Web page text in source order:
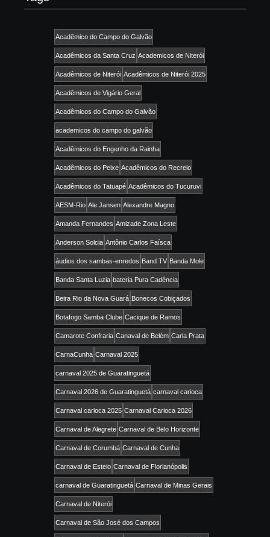
Acadêmico do Campo do Galvão
Acadêmicos da Santa Cruz Academicos de Niterói
Acadêmicos de Niterói Acadêmicos de Niterói 2025
Acadêmicos de Vigário Geral
Acadêmicos do Campo do Galvão
academicos do campo do galvão
Acadêmicos do Engenho da Rainha
Acadêmicos do Peixe Acadêmicos do Recreio
Acadêmicos do Tatuapé Acadêmicos do Tucuruvi
AESM-Rio Ale Jansen Alexandre Magno
Amanda Fernandes Amizade Zona Leste
Anderson Solcia Antônio Carlos Faísca
áudios dos sambas-enredos Band TV Banda Mole
Banda Santa Luzia bateria Pura Cadência
Beira Rio da Nova Guará Bonecos Cobiçados
Botafogo Samba Clube Cacique de Ramos
Camarote Confraria Canaval de Belém Carla Prata
CarnaCunha Carnaval 2025
carnaval 2025 de Guaratinguetá
Carnaval 2026 de Guaratinguetá carnaval carioca
Carnaval carioca 2025 Carnaval Carioca 2026
Carnaval de Alegrete Carnaval de Belo Horizonte
Carnaval de Corumbá Carnaval de Cunha
Carnaval de Esteio Carnaval de Florianópolis
carnaval de Guaratinguetá Carnaval de Minas Gerais
Carnaval de Niterói
Carnaval de São José dos Campos